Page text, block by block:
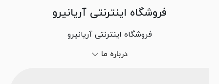
فروشگاه اینترنتی آریانیرو
فروشگاه اینترنتی آریانیرو
درباره ما